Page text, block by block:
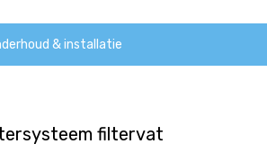
& installatie
filtervat